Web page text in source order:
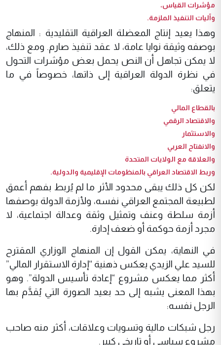
مؤشرات القياس،
وآليات التنفيذ الملزمة.
وهذا يعيد إنتاج المعضلة العراقية التقليدية : المنهاج
بوصفه وثيقة نوايا عامة، لا عقد تنفيذ صارم. ومع ذلك،
لا يمكن تجاهل أن النص يحمل بعض مؤشرات التحول
في نظرة الدولة العراقية إلى ذاتها، خصوصاً في ما
يتعلق:
بالقطاع المالي
والاقتصاد الرقمي
والاستثمار
والانفتاح العربي
والعلاقة مع الولايات المتحدة
وربط الاقتصاد العراقي بالمنظومات الإقليمية والدولية.
لكن كل ذلك يبقى محدود الأثر ما لم يُربط بفهم أعمق
لطبيعة المجتمع العراقي نفسه، ولأزمة الدولة بوصفها
أزمة سلطة وعنف وتمثيل وثقة وعدالة اجتماعية، لا
مجرد أزمة حوكمة أو ضعف إدارة.
في النهاية، يمكن القول إن المنهاج الوزاري المقترح
للسيد علي الزيدي يعكس ذهنية “إدارة الاستقرار المالي”
أكثر مما يعكس مشروع “إعادة تأسيس الدولة”. وهو
بهذا المعنى يشبه إلى حد بعيد الصورة التي يُقدَّم بها
الرجل نفسه:
رجل شبكات مالية وتسويات وعلاقات، أكثر منه صاحب
مشروع سياسي أو تاريخي كبير.